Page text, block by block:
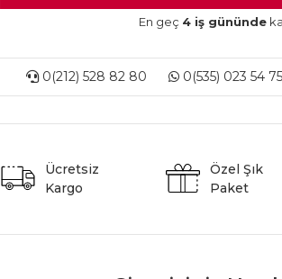
En geç 4 iş gününde
0(212) 528 82 80 0(535) 023 54 75
Ücretsiz
Kargo
Özel Şık
Paket